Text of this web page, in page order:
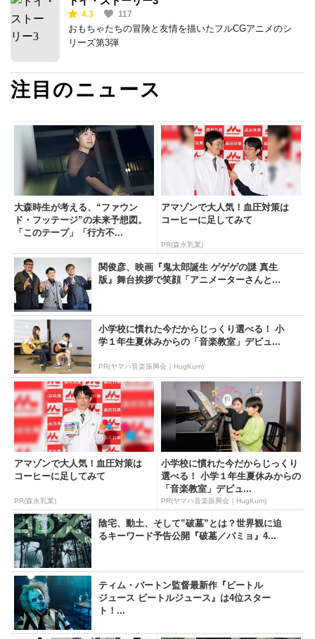
4.3 117
おもちゃたちの冒険と友情を描いたフルCGアニメのシ
リーズ第3弾
注目のニュース
大森時生が考える、“ファウン
ド・フッテージ”の未来予想図。
「このテープ」「行方不...
アマゾンで大人気！血圧対策は
コーヒーに足してみて
PR(森永乳業)
関俊彦、映画『鬼太郎誕生 ゲゲゲの謎 真生
版』舞台挨拶で笑顔「アニメーターさんと...
小学校に慣れた今だからじっくり選べる！ 小
学１年生夏休みからの「音楽教室」デビュ...
PR(ヤマハ音楽振興会｜HugKum)
アマゾンで大人気！血圧対策は
コーヒーに足してみて
PR(森永乳業)
小学校に慣れた今だからじっくり
選べる！ 小学１年生夏休みからの
「音楽教室」デビュ...
PR(ヤマハ音楽振興会｜HugKum)
陰宅、動土、そして”破墓”とは？世界観に迫
るキーワード予告公開『破墓／パミョ』4...
ティム・バートン監督最新作『ビートル
ジュース ビートルジュース』は4位スター
ト！...